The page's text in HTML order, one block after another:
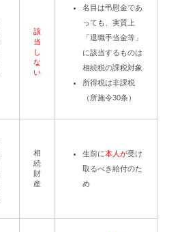
該
当
し
な
い
名目は弔慰金であ
っても、実質上
「退職手当金等」
に該当するものは
相続税の課税対象
所得税は非課税
（所施令30条）
相
続
財
産
生前に本人が受け
取るべき給付のた
め